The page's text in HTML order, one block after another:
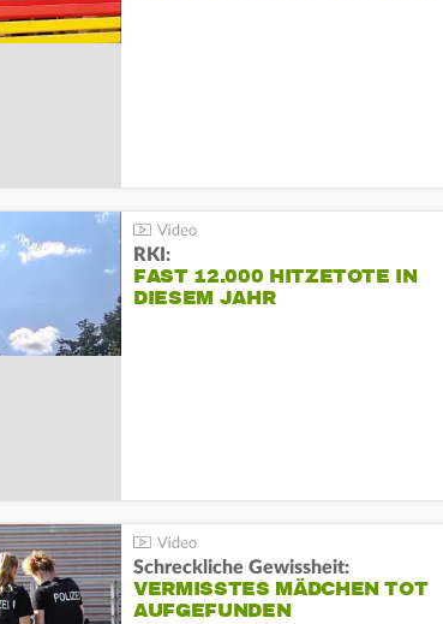
RKI:
FAST 12.000 HITZETOTE IN
DIESEM JAHR
Schreckliche Gewissheit:
VERMISSTES MÄDCHEN TOT
AUFGEFUNDEN